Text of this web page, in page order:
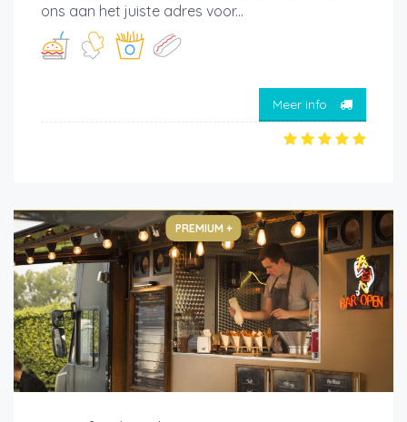
ons aan het juiste adres voor...
Meer info
PREMIUM +